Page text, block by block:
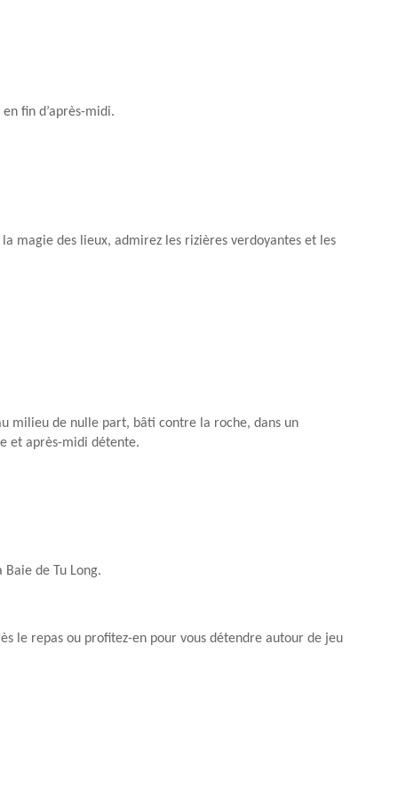
fin d’après-midi.
magie des lieux, admirez les rizières verdoyantes et les
milieu de nulle part, bâti contre la roche, dans un
et après-midi détente.
de Tu Long.
le repas ou profitez-en pour vous détendre autour de jeu